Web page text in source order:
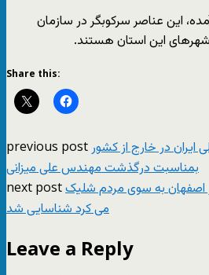
این عناصر سرکوبگر در سازمان
این استان هستند.
Share this:
previous post در خارج از کشور
بمناسبت درگذشت مهندس علی میزانی
next postاصفهان به سوی مردم شلیک
می کرد شناسایی شد
Leave a Reply